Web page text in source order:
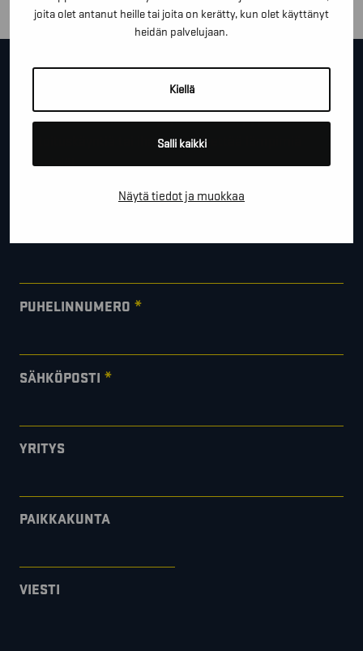
joita olet antanut heille tai joita on kerätty, kun olet käyttänyt
heidän palvelujaan.
Kiellä
Salli kaikki
Näytä tiedot ja muokkaa
OTA YHTEYTTÄ!
Tällä lomakkeella voit kysyä lisäinfoa, pyytää ilmaista
kartoituskäyntiä tai ihan vain lähettää lämpimiä
terveisiä!
" näyttää pakolliset kentät
PUHELINNUMERO *
SÄHKÖPOSTI *
YRITYS
PAIKKAKUNTA
VIESTI